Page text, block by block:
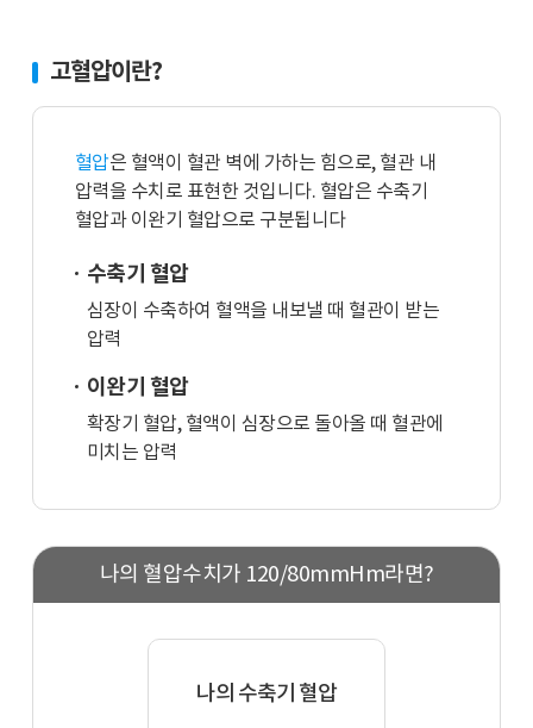
고혈압이란?
혈압은 혈액이 혈관 벽에 가하는 힘으로, 혈관 내
압력을 수치로 표현한 것입니다. 혈압은 수축기
혈압과 이완기 혈압으로 구분됩니다
수축기 혈압
심장이 수축하여 혈액을 내보낼 때 혈관이 받는
압력
이완기 혈압
확장기 혈압, 혈액이 심장으로 돌아올 때 혈관에
미치는 압력
나의 혈압수치가 120/80mmHm라면?
나의 수축기 혈압